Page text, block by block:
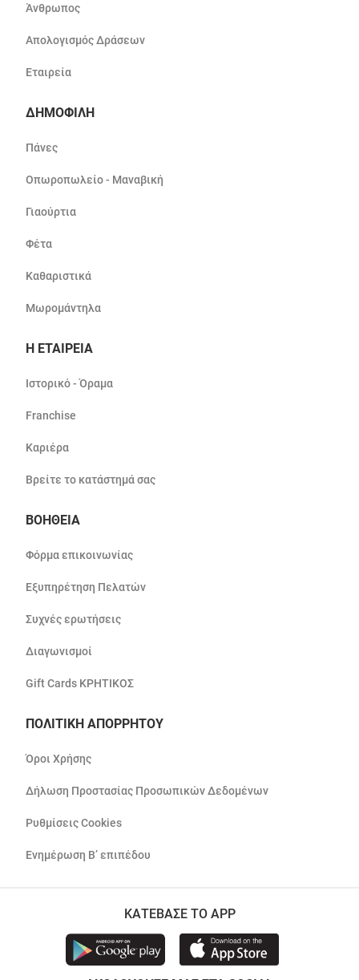
Άνθρωπος
Απολογισμός Δράσεων
Εταιρεία
ΔΗΜΟΦΙΛΗ
Πάνες
Οπωροπωλείο - Μαναβική
Γιαούρτια
Φέτα
Καθαριστικά
Μωρομάντηλα
Η ΕΤΑΙΡΕΙΑ
Ιστορικό - Όραμα
Franchise
Καριέρα
Βρείτε το κατάστημά σας
ΒΟΗΘΕΙΑ
Φόρμα επικοινωνίας
Εξυπηρέτηση Πελατών
Συχνές ερωτήσεις
Διαγωνισμοί
Gift Cards ΚΡΗΤΙΚΟΣ
ΠΟΛΙΤΙΚΗ ΑΠΟΡΡΗΤΟΥ
Όροι Χρήσης
Δήλωση Προστασίας Προσωπικών Δεδομένων
Ρυθμίσεις Cookies
Ενημέρωση Β’ επιπέδου
ΚΑΤΕΒΑΣΕ ΤΟ APP